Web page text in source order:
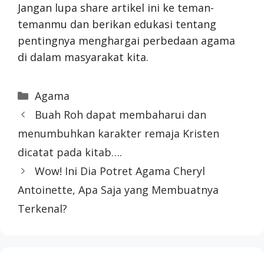
Jangan lupa share artikel ini ke teman-
temanmu dan berikan edukasi tentang
pentingnya menghargai perbedaan agama
di dalam masyarakat kita.
Categories
Agama
Buah Roh dapat membaharui dan
menumbuhkan karakter remaja Kristen
dicatat pada kitab….
Wow! Ini Dia Potret Agama Cheryl
Antoinette, Apa Saja yang Membuatnya
Terkenal?